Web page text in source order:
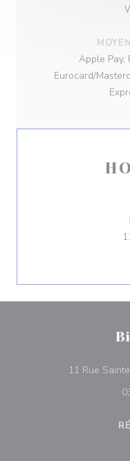
Apple Pay,
Eurocard/
11 Rue